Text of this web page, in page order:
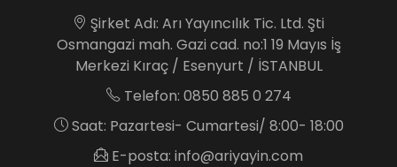
Şirket Adı: Arı Yayıncılık Tic. Ltd. Şti
Osmangazi mah. Gazi cad. no:1 19 Mayıs İş
Merkezi Kıraç / Esenyurt / İSTANBUL
Telefon: 0850 885 0 274
Saat: Pazartesi- Cumartesi/ 8:00- 18:00
E-posta: info@ariyayin.com